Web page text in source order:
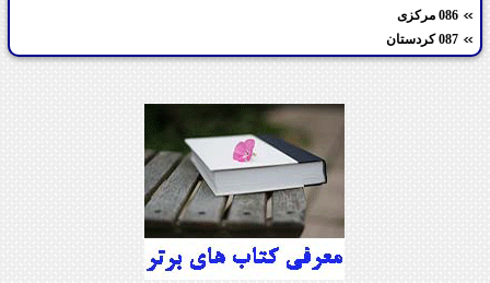
086 مرکزی
087 کردستان